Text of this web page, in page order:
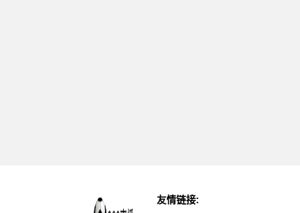
友情链接: